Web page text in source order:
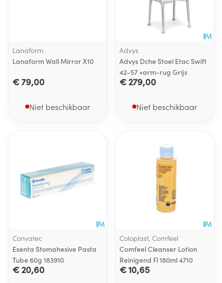
Lanaform
Lanaform Wall Mirror X10
€ 79,00
Niet beschikbaar
Advys
Advys Dche Stoel Etac Swift
42-57 +arm-rug Grijs
€ 279,00
Niet beschikbaar
Convatec
Esenta Stomahesive Pasta
Tube 60g 183910
€ 20,60
Coloplast, Comfeel
Comfeel Cleanser Lotion
Reinigend Fl 180ml 4710
€ 10,65